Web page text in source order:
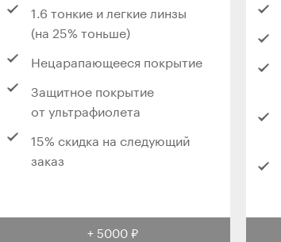
1.6 тонкие и легкие линзы
(на 25% тоньше)
Нецарапающееся покрытие
Защитное покрытие
от ультрафиолета
15% скидка на следующий
заказ
+ 5000 ₽